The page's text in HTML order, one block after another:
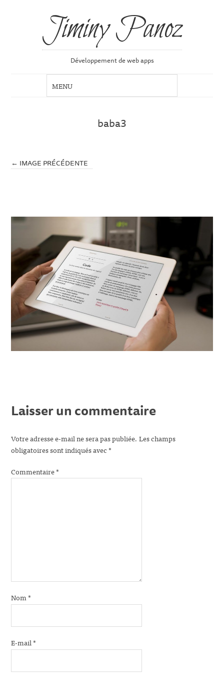
Jiminy Panoz
Développement de web apps
baba3
← IMAGE PRÉCÉDENTE
Laisser un commentaire
Votre adresse e-mail ne sera pas publiée. Les champs
obligatoires sont indiqués avec*
Commentaire*
Nom*
E-mail*